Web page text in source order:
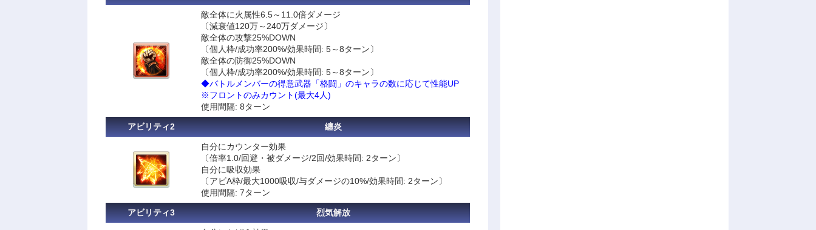
敵全体に火属性6.5～11.0倍ダメージ
〔減衰値120万～240万ダメージ〕
敵全体の攻撃25%DOWN
〔個人枠/成功率200%/効果時間: 5～8ターン〕
敵全体の防御25%DOWN
〔個人枠/成功率200%/効果時間: 5～8ターン〕
◆バトルメンバーの得意武器「格闘」のキャラの数に応じて性能UP
※フロントのみカウント(最大4人)
使用間隔: 8ターン
アビリティ2 纏炎
自分にカウンター効果
〔倍率1.0/回避・被ダメージ/2回/効果時間: 2ターン〕
自分に吸収効果
〔アビA枠/最大1000吸収/与ダメージの10%/効果時間: 2ターン〕
使用間隔: 7ターン
アビリティ3 烈気解放